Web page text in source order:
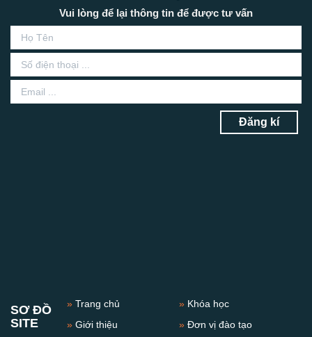
Vui lòng để lại thông tin để được tư vấn
Đăng kí
SƠ ĐỒ
SITE
»Trang chủ
»Giới thiệu
» Khóa học
»Đơn vị đào tạo